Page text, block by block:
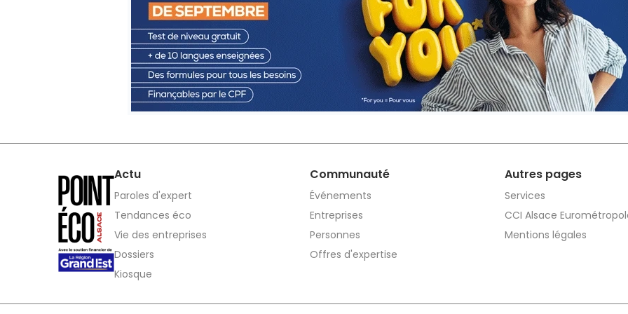
Actu
Paroles d'expert
Tendances éco
Vie des entreprises
Dossiers
Kiosque
Communauté
Événements
Entreprises
Personnes
Offres d'expertise
Autres pages
Services
CCI Alsace
Mentions légales